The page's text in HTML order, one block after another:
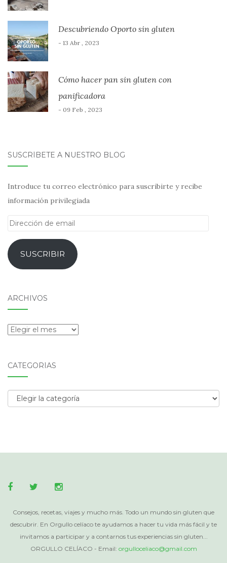
Descubriendo Oporto sin gluten
- 13 Abr , 2023
Cómo hacer pan sin gluten con
panificadora
- 09 Feb , 2023
SUSCRÍBETE A NUESTRO BLOG
Introduce tu correo electrónico para suscribirte y recibe
información privilegiada
Dirección
emailSUSCRIBIR
ARCHIVOS
Archivos
CATEGORÍAS
Categorías
Consejos, recetas, viajes y mucho más. Todo un mundo sin gluten que
descubrir. En Orgullo celíaco te ayudamos a hacer tu vida más fácil y te
invitamos a participar y a contarnos tus experiencias sin gluten...
ORGULLO CELÍACO - Email: orgulloceliaco@gmail.com